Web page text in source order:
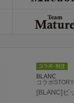
BLANC
コラボ
[BLANC]ビ